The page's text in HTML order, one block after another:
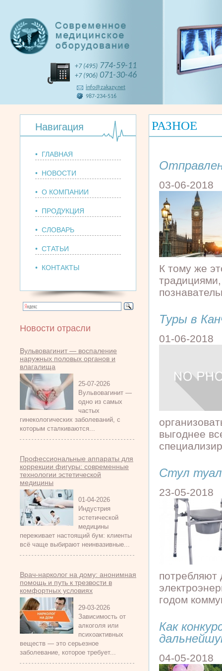
+7 (495) 774-59-11
+7 (906) 071-30-46
info@zakazy.net
987-234-516
Навигация
• ГЛАВНАЯ
• НОВОСТИ
• О КОМПАНИИ
• ПРОДУКЦИЯ
• СЛОВАРЬ
• СТАТЬИ
• КОНТАКТЫ
Новости отрасли
Вульвовагинит — воспаление
наружных половых органов и
влагалища
25-07-2026
Вульвовагинит —
одно из самых
частых
гинекологических заболеваний, с
которым сталкиваются...
Профессиональные аппараты для
коррекции фигуры: современные
технологии эстетической
медицины
01-04-2026
Индустрия
эстетической
медицины
переживает настоящий бум: клиенты
всё чаще выбирают неинвазивные...
Врач-нарколог на дому: анонимная
помощь и путь к трезвости в
комфортных условиях
29-03-2026
Зависимость от
алкоголя или
психоактивных
веществ — это серьезное
заболевание, которое требует...
РАЗНОЕ
03-06-2018
К тому же
Туры в
01-06-2018
выгоднее
Стул
23-05-2018
потребляют
годом
Как
04-05-2018